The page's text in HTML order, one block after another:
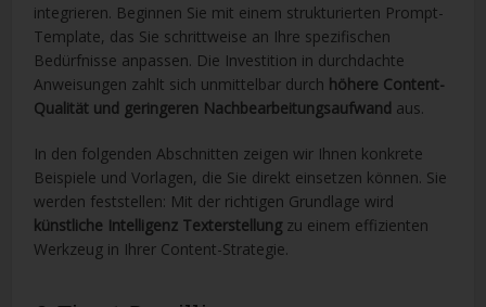
integrieren. Beginnen Sie mit einem strukturierten Prompt-
Template, das Sie schrittweise an Ihre spezifischen
Bedürfnisse anpassen. Die Investition in durchdachte
Anweisungen zahlt sich unmittelbar durch höhere Content-
Qualität und geringeren Nachbearbeitungsaufwand aus.
In den folgenden Abschnitten zeigen wir Ihnen konkrete
Beispiele und Vorlagen, die Sie direkt einsetzen können. Sie
werden feststellen: Mit der richtigen Grundlage wird
künstliche Intelligenz Texterstellungzu einem effizienten
Werkzeug in Ihrer Content-Strategie.